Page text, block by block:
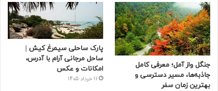
جنگل واز آمل؛ معرفی کامل
جاذبه‌ها، مسیر دسترسی و
بهترین زمان سفر
پارک ساحلی سیمرغ کیش |
ساحل مرجانی آرام با آدرس،
امکانات و عکس
11 خرداد 1405